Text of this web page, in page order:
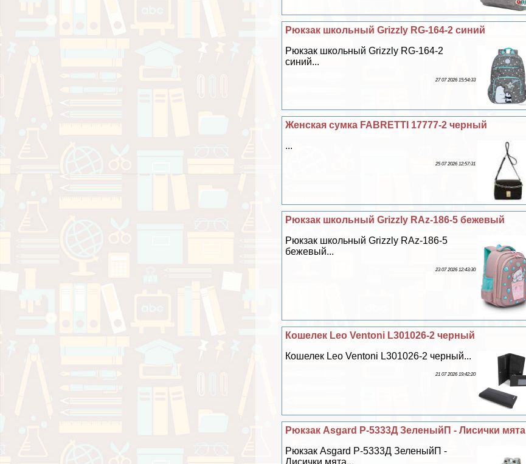
Рюкзак школьный Grizzly RG-164-2 синий
Рюкзак школьный Grizzly RG-164-2
синий...
27 07 2026 15:54:33
Женская сумка FABRETTI 17777-2 черный
...
25 07 2026 12:57:31
Рюкзак школьный Grizzly RAz-186-5 бежевый
Рюкзак школьный Grizzly RAz-186-5
бежевый...
23 07 2026 12:43:30
Кошелек Leo Ventoni L301026-2 черный
Кошелек Leo Ventoni L301026-2 черный...
21 07 2026 19:42:20
Рюкзак Asgard Р-5333Д ЗеленыйП - Лисички мята
Рюкзак Asgard Р-5333Д ЗеленыйП -
Лисички мята...